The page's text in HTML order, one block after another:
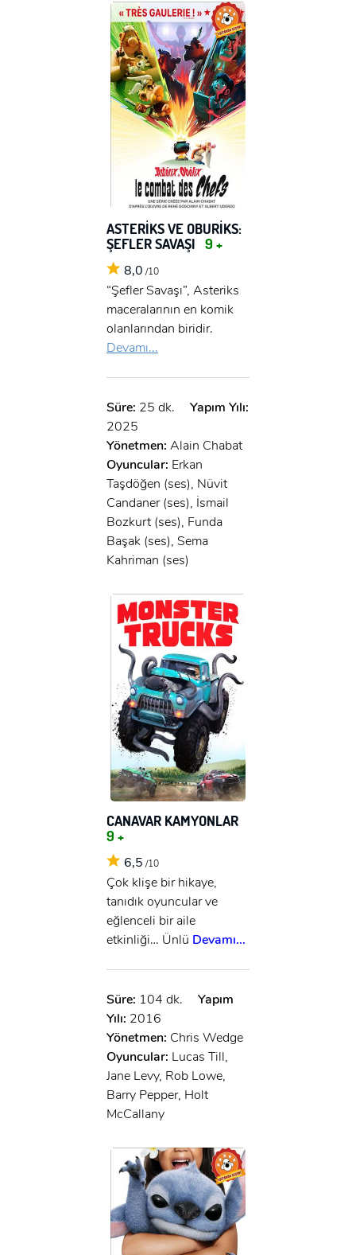
ASTERİKS VE OBURİKS:
ŞEFLER SAVAŞI 9 +
8,0 /10
“Şefler Savaşı”, Asteriks
maceralarının en komik
olanlarından biridir.
Devamı...
Süre: 25 dk.
Yapım Yılı:
2025
Yönetmen: Alain Chabat
Oyuncular: Erkan
Taşdöğen (ses), Nüvit
Candaner (ses), İsmail
Bozkurt (ses), Funda
Başak (ses), Sema
Kahriman (ses)
CANAVAR KAMYONLAR
9 +
6,5 /10
Çok klişe bir hikaye,
tanıdık oyuncular ve
eğlenceli bir aile
etkinliği… Ünlü Devamı...
Süre: 104 dk.
Yapım
Yılı: 2016
Yönetmen: Chris Wedge
Oyuncular: Lucas Till,
Jane Levy, Rob Lowe,
Barry Pepper, Holt
McCallany